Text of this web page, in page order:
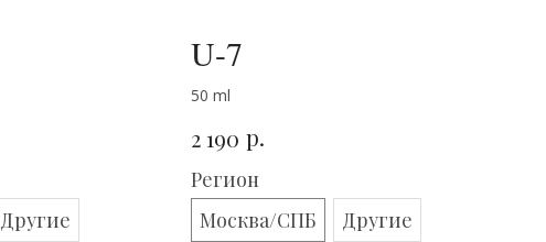
Другие
U-7
50 ml
2 190 р.
Регион
Москва/СПБ
Другие